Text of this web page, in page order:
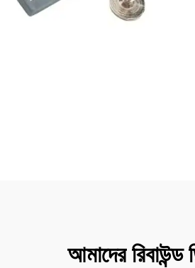
আমাদের